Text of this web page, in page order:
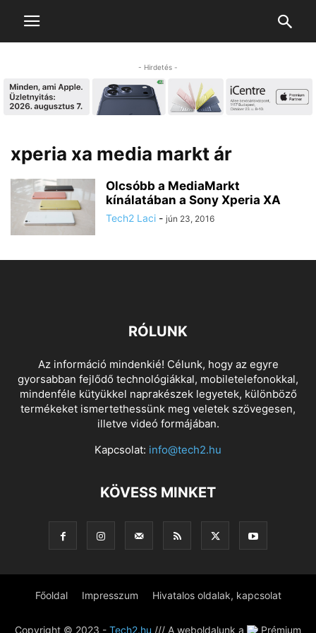
- Hirdetés -
xperia xa media markt ár
Olcsóbb a MediaMarkt
kínálatában a Sony Xperia XA
Tech2 Laci - jún 23, 2016
RÓLUNK
Az információ mindenkié! Célunk, hogy az egyre
gyorsabban fejlődő technológiákkal, mobiletelefonokkal,
mindenféle kütyükkel naprakészek legyetek, különböző
termékeket ismertethessünk meg veletek szövegesen,
illetve videó formájában.
Kapcsolat: info@tech2.hu
KÖVESS MINKET
Főoldal Impresszum Hivatalos oldalak, kapcsolat
Copyright © 2023 - Tech2.hu /// A weboldalunk a Prémium